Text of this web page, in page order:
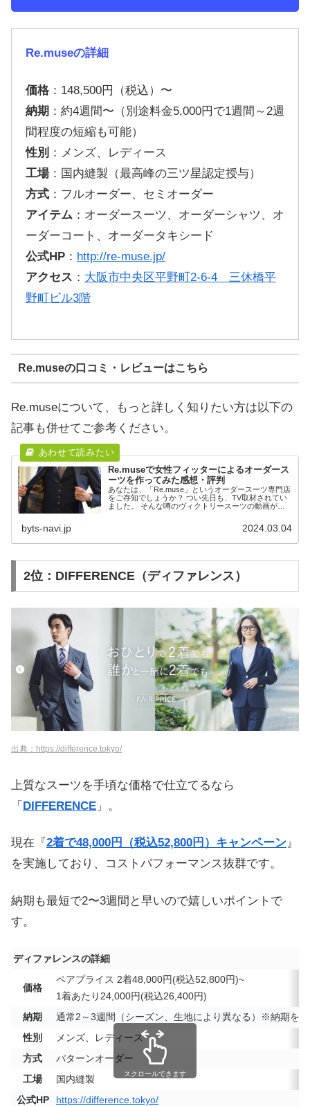
Re.museの詳細
価格 ：148,500円（税込）〜
納期 ：約4週間〜（別途料金5,000円で1週間～2週
間程度の短縮も可能）
性別 ：メンズ、レディース
工場：国内縫製（最高峰の三ツ星認定授与）
方式 ：フルオーダー、セミオーダー
アイテム ：オーダースーツ、オーダーシャツ、オ
ーダーコート、オーダータキシード
公式HP ： http://re-muse.jp/
アクセス ： 大阪市中央区平野町2-6-4 三休橋平
野町ビル3階
Re.museの口コミ・レビューはこちら
Re.museについて、もっと詳しく知りたい方は以下の
記事も併せてご参考ください。
Re.museで女性フィッターによるオーダース
ーツを作ってみた感想・評判
あなたは、「Re.muse」というオーダースーツ専門店
をご存知でしょうか？ つい先日も、TV取材されてい
ました。 そんな噂のヴィクトリースーツの動画がこ
byts-navi.jp 2024.03.04
2位：DIFFERENCE（ディファレンス）
出典：https://difference.tokyo/
上質なスーツを手頃な価格で仕立てるなら
「 DIFFERENCE 」。
現在『 2着で48,000円（税込52,800円）キャンペーン』
を実施しており、コストパフォーマンス抜群です。
納期も最短で2〜3週間と早いので嬉しいポイントで
す。
ディファレンスの詳細
価格
ペアプライス 2着48,000円(税込52,800円)~
1着あたり24,000円(税込26,400円)
納期
通常2～3週間（シーズン、生地により異なる）※納期を
性別
メンズ、レディース
方式
パターンオーダー
工場
国内縫製
公式HP
https://difference.tokyo/
スクロールできます